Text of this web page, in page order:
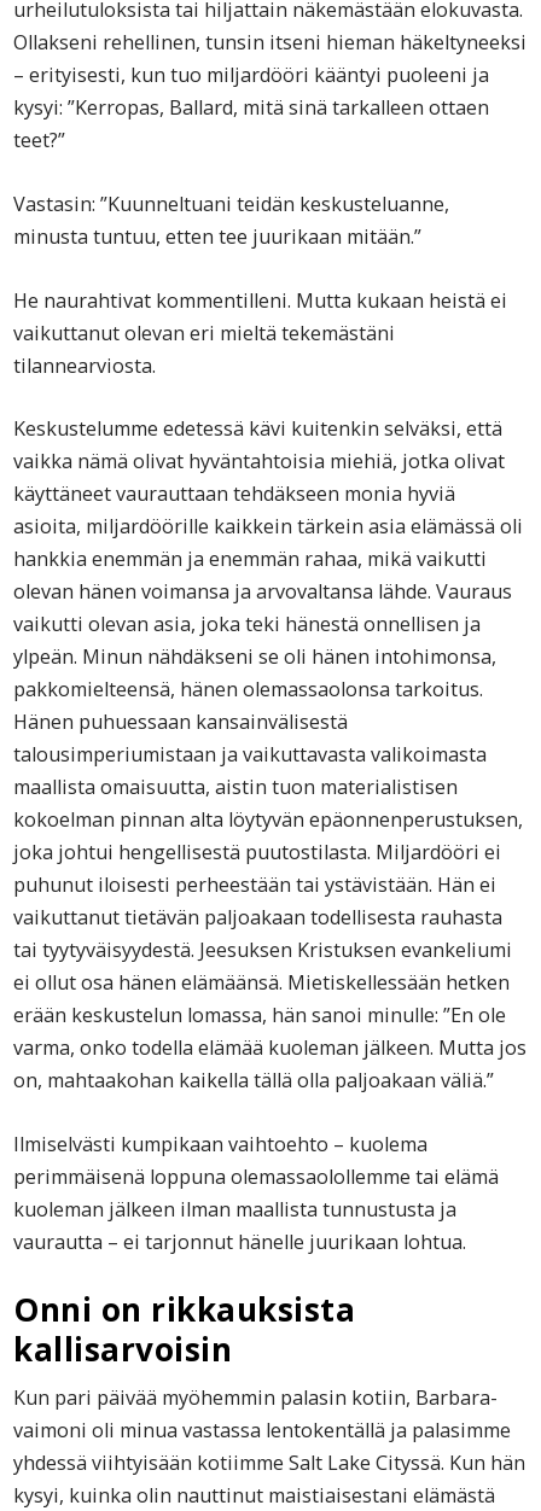
urheilutuloksista tai hiljattain näkemästään elokuvasta.
Ollakseni rehellinen, tunsin itseni hieman häkeltyneeksi
– erityisesti, kun tuo miljardööri kääntyi puoleeni ja
kysyi: ”Kerropas, Ballard, mitä sinä tarkalleen ottaen
teet?”
Vastasin: ”Kuunneltuani teidän keskusteluanne,
minusta tuntuu, etten tee juurikaan mitään.”
He naurahtivat kommentilleni. Mutta kukaan heistä ei
vaikuttanut olevan eri mieltä tekemästäni
tilannearviosta.
Keskustelumme edetessä kävi kuitenkin selväksi, että
vaikka nämä olivat hyväntahtoisia miehiä, jotka olivat
käyttäneet vaurauttaan tehdäkseen monia hyviä
asioita, miljardöörille kaikkein tärkein asia elämässä oli
hankkia enemmän ja enemmän rahaa, mikä vaikutti
olevan hänen voimansa ja arvovaltansa lähde. Vauraus
vaikutti olevan asia, joka teki hänestä onnellisen ja
ylpeän. Minun nähdäkseni se oli hänen intohimonsa,
pakkomielteensä, hänen olemassaolonsa tarkoitus.
Hänen puhuessaan kansainvälisestä
talousimperiumistaan ja vaikuttavasta valikoimasta
maallista omaisuutta, aistin tuon materialistisen
kokoelman pinnan alta löytyvän epäonnenperustuksen,
joka johtui hengellisestä puutostilasta. Miljardööri ei
puhunut iloisesti perheestään tai ystävistään. Hän ei
vaikuttanut tietävän paljoakaan todellisesta rauhasta
tai tyytyväisyydestä. Jeesuksen Kristuksen evankeliumi
ei ollut osa hänen elämäänsä. Mietiskellessään hetken
erään keskustelun lomassa, hän sanoi minulle: ”En ole
varma, onko todella elämää kuoleman jälkeen. Mutta jos
on, mahtaakohan kaikella tällä olla paljoakaan väliä.”
Ilmiselvästi kumpikaan vaihtoehto – kuolema
perimmäisenä loppuna olemassaolollemme tai elämä
kuoleman jälkeen ilman maallista tunnustusta ja
vaurautta – ei tarjonnut hänelle juurikaan lohtua.
Onni on rikkauksista
kallisarvoisin
Kun pari päivää myöhemmin palasin kotiin, Barbara-
vaimoni oli minua vastassa lentokentällä ja palasimme
yhdessä viihtyisään kotiimme Salt Lake Cityssä. Kun hän
kysyi, kuinka olin nauttinut maistiaisestani elämästä